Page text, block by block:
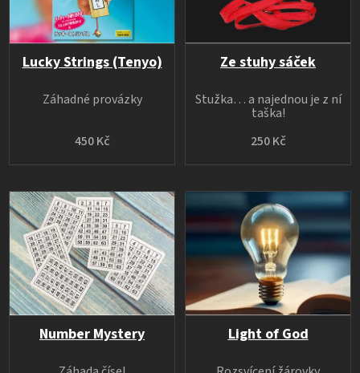
Lucky Strings (Tenyo)
450 Kč
Záhadné provázky
Ze stuhy sáček
250 Kč
Stužka… a najednou je z ní
taška!
Number Mystery Light of God